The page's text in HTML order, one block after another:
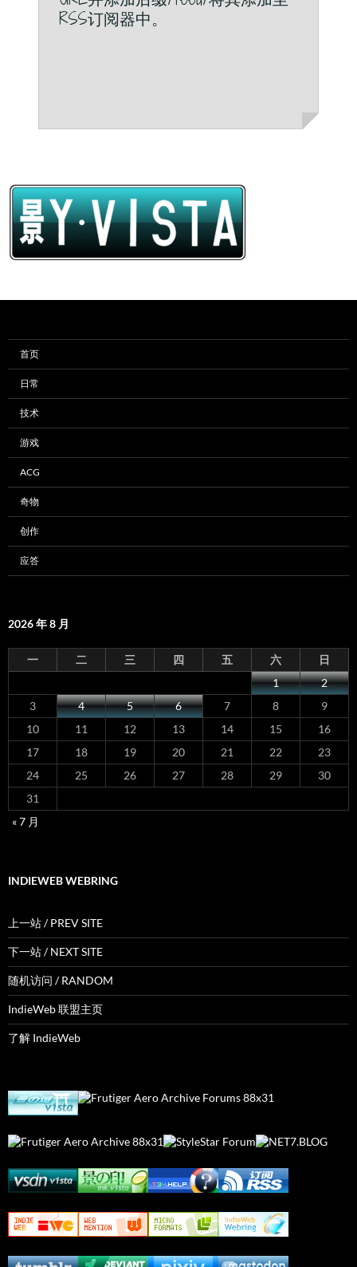
RSS订阅器中。
首页
日常
技术
游戏
ACG
奇物
创作
应答
2026 年 8 月
一 二 三 四 五 六
日
1
2
3
4 5 6 7 8
9
10
11 12 13 14 15
16
17
18 19 20 21 22
23
24
25 26 27 28 29
30
31
« 7 月
INDIEWEB WEBRING
上一站 / PREV SITE
下一站 / NEXT SITE
随机访问 / RANDOM
IndieWeb 联盟主页
了解 IndieWeb